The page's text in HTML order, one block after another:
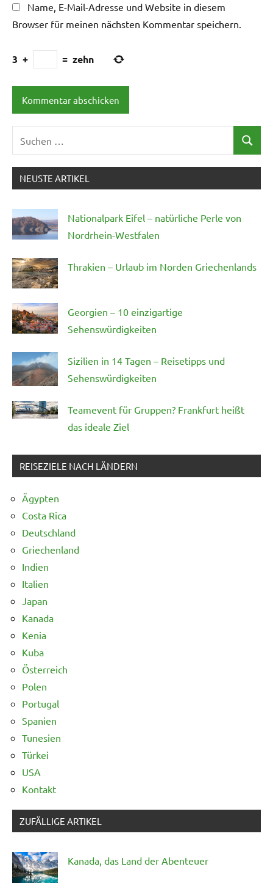
Name, E-Mail-Adresse und Website in diesem
Browser für meinen nächsten Kommentar speichern.
3 + = zehn
nach:
Suchen
NEUSTE ARTIKEL
Nationalpark Eifel – natürliche Perle von
Nordrhein-Westfalen
Thrakien – Urlaub im Norden Griechenlands
Georgien – 10 einzigartige
Sehenswürdigkeiten
Sizilien in 14 Tagen – Reisetipps und
Sehenswürdigkeiten
Teamevent für Gruppen? Frankfurt heißt
das ideale Ziel
REISEZIELE NACH LÄNDERN
Ägypten
Costa Rica
Deutschland
Griechenland
Indien
Italien
Japan
Kanada
Kenia
Kuba
Österreich
Polen
Portugal
Spanien
Tunesien
Türkei
USA
Kontakt
ZUFÄLLIGE ARTIKEL
Kanada, das Land der Abenteuer